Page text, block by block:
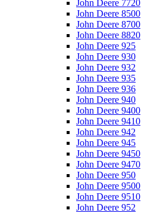
John Deere 7720
John Deere 8500
John Deere 8700
John Deere 8820
John Deere 925
John Deere 930
John Deere 932
John Deere 935
John Deere 936
John Deere 940
John Deere 9400
John Deere 9410
John Deere 942
John Deere 945
John Deere 9450
John Deere 9470
John Deere 950
John Deere 9500
John Deere 9510
John Deere 952